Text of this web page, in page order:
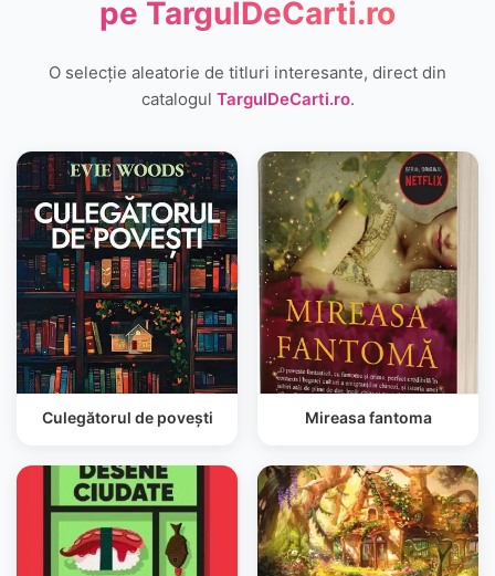
pe TargulDeCarti.ro
O selecție aleatorie de titluri interesante, direct din
catalogul TargulDeCarti.ro.
Culegătorul de povești Mireasa fantoma